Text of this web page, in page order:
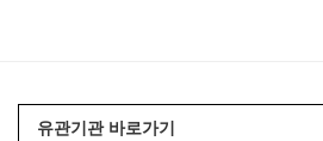
유관기관 바로가기